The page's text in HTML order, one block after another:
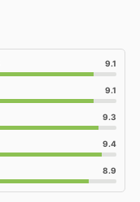
9.1
9.1
9.3
9.4
8.9